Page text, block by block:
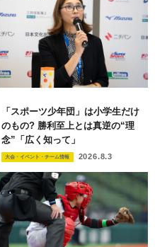
「スポーツ少年団」は小学生だけ
のもの? 勝利至上とは真逆の“理
念”「広く知って」
大会・イベント・チーム情報 2026.8.3